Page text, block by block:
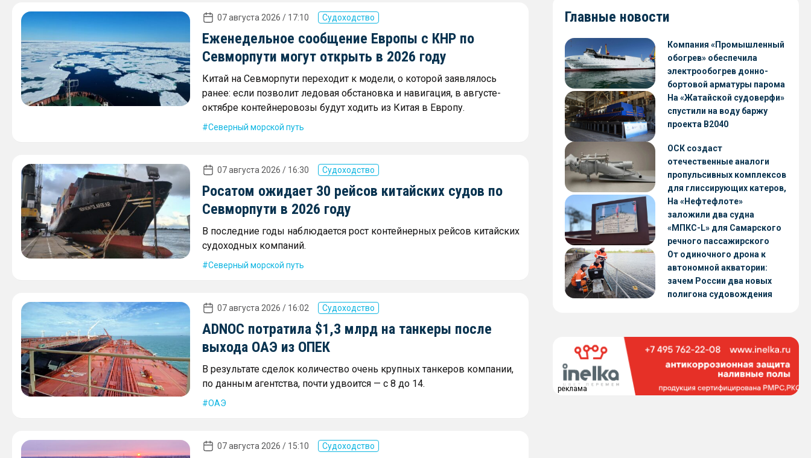
07 августа 2026 / 17:10 Судоходство
Еженедельное сообщение Европы с КНР по
Севморпути могут открыть в 2026 году
Китай на Севморпути переходит к модели, о которой заявлялось
ранее: если позволит ледовая обстановка и навигация, в августе-
октябре контейнеровозы будут ходить из Китая в Европу.
Северный морской путь
07 августа 2026 / 16:30 Судоходство
Росатом ожидает 30 рейсов китайских судов по
Севморпути в 2026 году
В последние годы наблюдается рост контейнерных рейсов китайских
судоходных компаний.
Северный морской путь
07 августа 2026 / 16:02 Судоходство
ADNOC потратила $1,3 млрд на танкеры после
выхода ОАЭ из ОПЕК
В результате сделок количество очень крупных танкеров компании,
по данным агентства, почти удвоится — с 8 до 14.
ОАЭ
07 августа 2026 / 15:10 Судоходство
Главные новости
Компания «Промышленный
обогрев» обеспечила
электрообогрев донно-
бортовой арматуры парома
«Петропавловск» проекта
CNF22
На «Жатайской судоверфи»
спустили на воду баржу
проекта В2040
ОСК создаст
отечественные аналоги
пропульсивных комплексов
для глиссирующих катеров,
скоростных судов и судов с
малой осадкой
На «Нефтефлоте»
заложили два судна
«МПКС-L» для Самарского
речного пассажирского
предприятия
От одиночного дрона к
автономной акватории:
зачем России два новых
полигона судовождения
реклама